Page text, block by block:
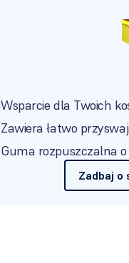
Wsparcie dla Twoich
Zawiera łatwo
Guma rozpuszczalna
Zadbaj o